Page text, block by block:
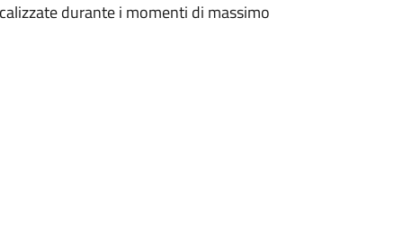
durante i momenti di massimo